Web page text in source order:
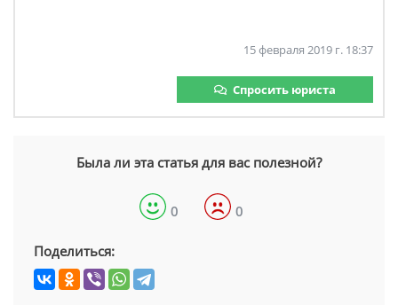
15 февраля 2019 г. 18:37
Спросить юриста
Была ли эта статья для вас полезной?
0 0
Поделиться: